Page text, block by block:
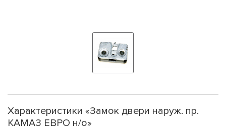
Характеристики «Замок двери наруж. пр.
КАМАЗ ЕВРО н/о»